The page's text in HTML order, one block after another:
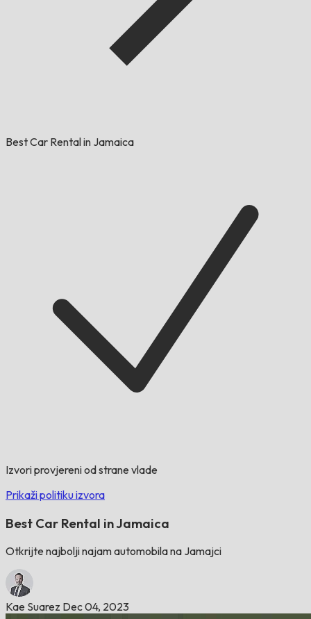
Best Car Rental in Jamaica
Izvori provjereni od strane vlade
Prikaži politiku izvora
Best Car Rental in Jamaica
Otkrijte najbolji najam automobila na Jamajci
Kae Suarez Dec 04, 2023